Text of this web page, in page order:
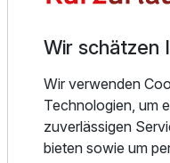
unmittelbarer Nähe
Sie die charmante
Minuten und können
Umgebung voll
uns begrüßen zu
Aufenthalt zu bieten!
Wir schätzen
Wir verwenden
Technologien, um
zuverlässigen
bieten sowie um